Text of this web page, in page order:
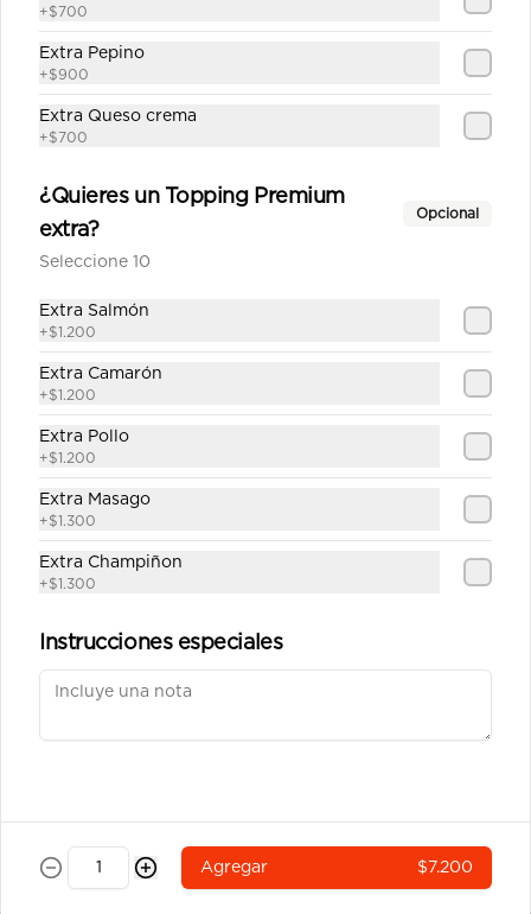
$6.900
Camarón, queso crema y cebollín,
Pollo Teriyaki y queso crema,
Ebi Cheese Tempura
$6.900
$6.900
+$700
Extra Pepino
+$900
Extra Queso crema
+$700
¿Quieres un Topping Premium
extra?
Opcional
Seleccione 10
Extra Salmón
+$1.200
Extra Camarón
+$1.200
Extra Pollo
+$1.200
Extra Masago
+$1.300
Extra Champiñon
+$1.300
Instrucciones especiales
Agregar $7.200